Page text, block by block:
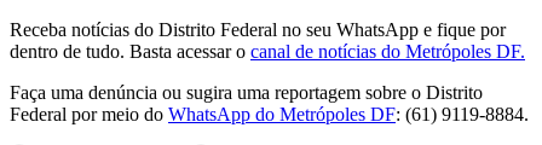
Receba notícias do Distrito Federal no seu WhatsApp e fique por
dentro de tudo. Basta acessar o canal de notícias do Metrópoles DF.
Faça uma denúncia ou sugira uma reportagem sobre o Distrito
Federal por meio do WhatsApp do Metrópoles DF: (61) 9119-8884.